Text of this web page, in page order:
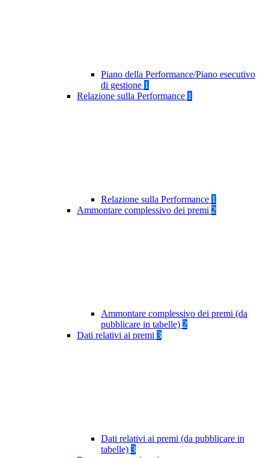
Piano della Performance/Piano esecutivo
di gestione 1
Relazione sulla Performance 1
Relazione sulla Performance 1
Ammontare complessivo dei premi 2
Ammontare complessivo dei premi (da
pubblicare in tabelle) 2
Dati relativi ai premi 3
Dati relativi ai premi (da pubblicare in
tabelle) 3